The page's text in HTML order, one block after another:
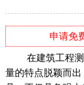
申请免
在建筑工程测
量的特点脱颖而